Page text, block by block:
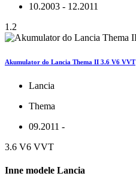
10.2003 - 12.2011
1.2
Akumulator do Lancia Thema II 3.6 V6 VVT
Lancia
Thema
09.2011 -
3.6 V6 VVT
Inne modele Lancia